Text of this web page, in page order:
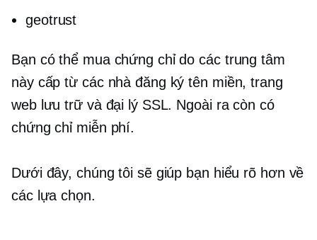
geotrust
Bạn có thể mua chứng chỉ do các trung tâm
này cấp từ các nhà đăng ký tên miền, trang
web lưu trữ và đại lý SSL. Ngoài ra còn có
chứng chỉ miễn phí.
Dưới đây, chúng tôi sẽ giúp bạn hiểu rõ hơn về
các lựa chọn.